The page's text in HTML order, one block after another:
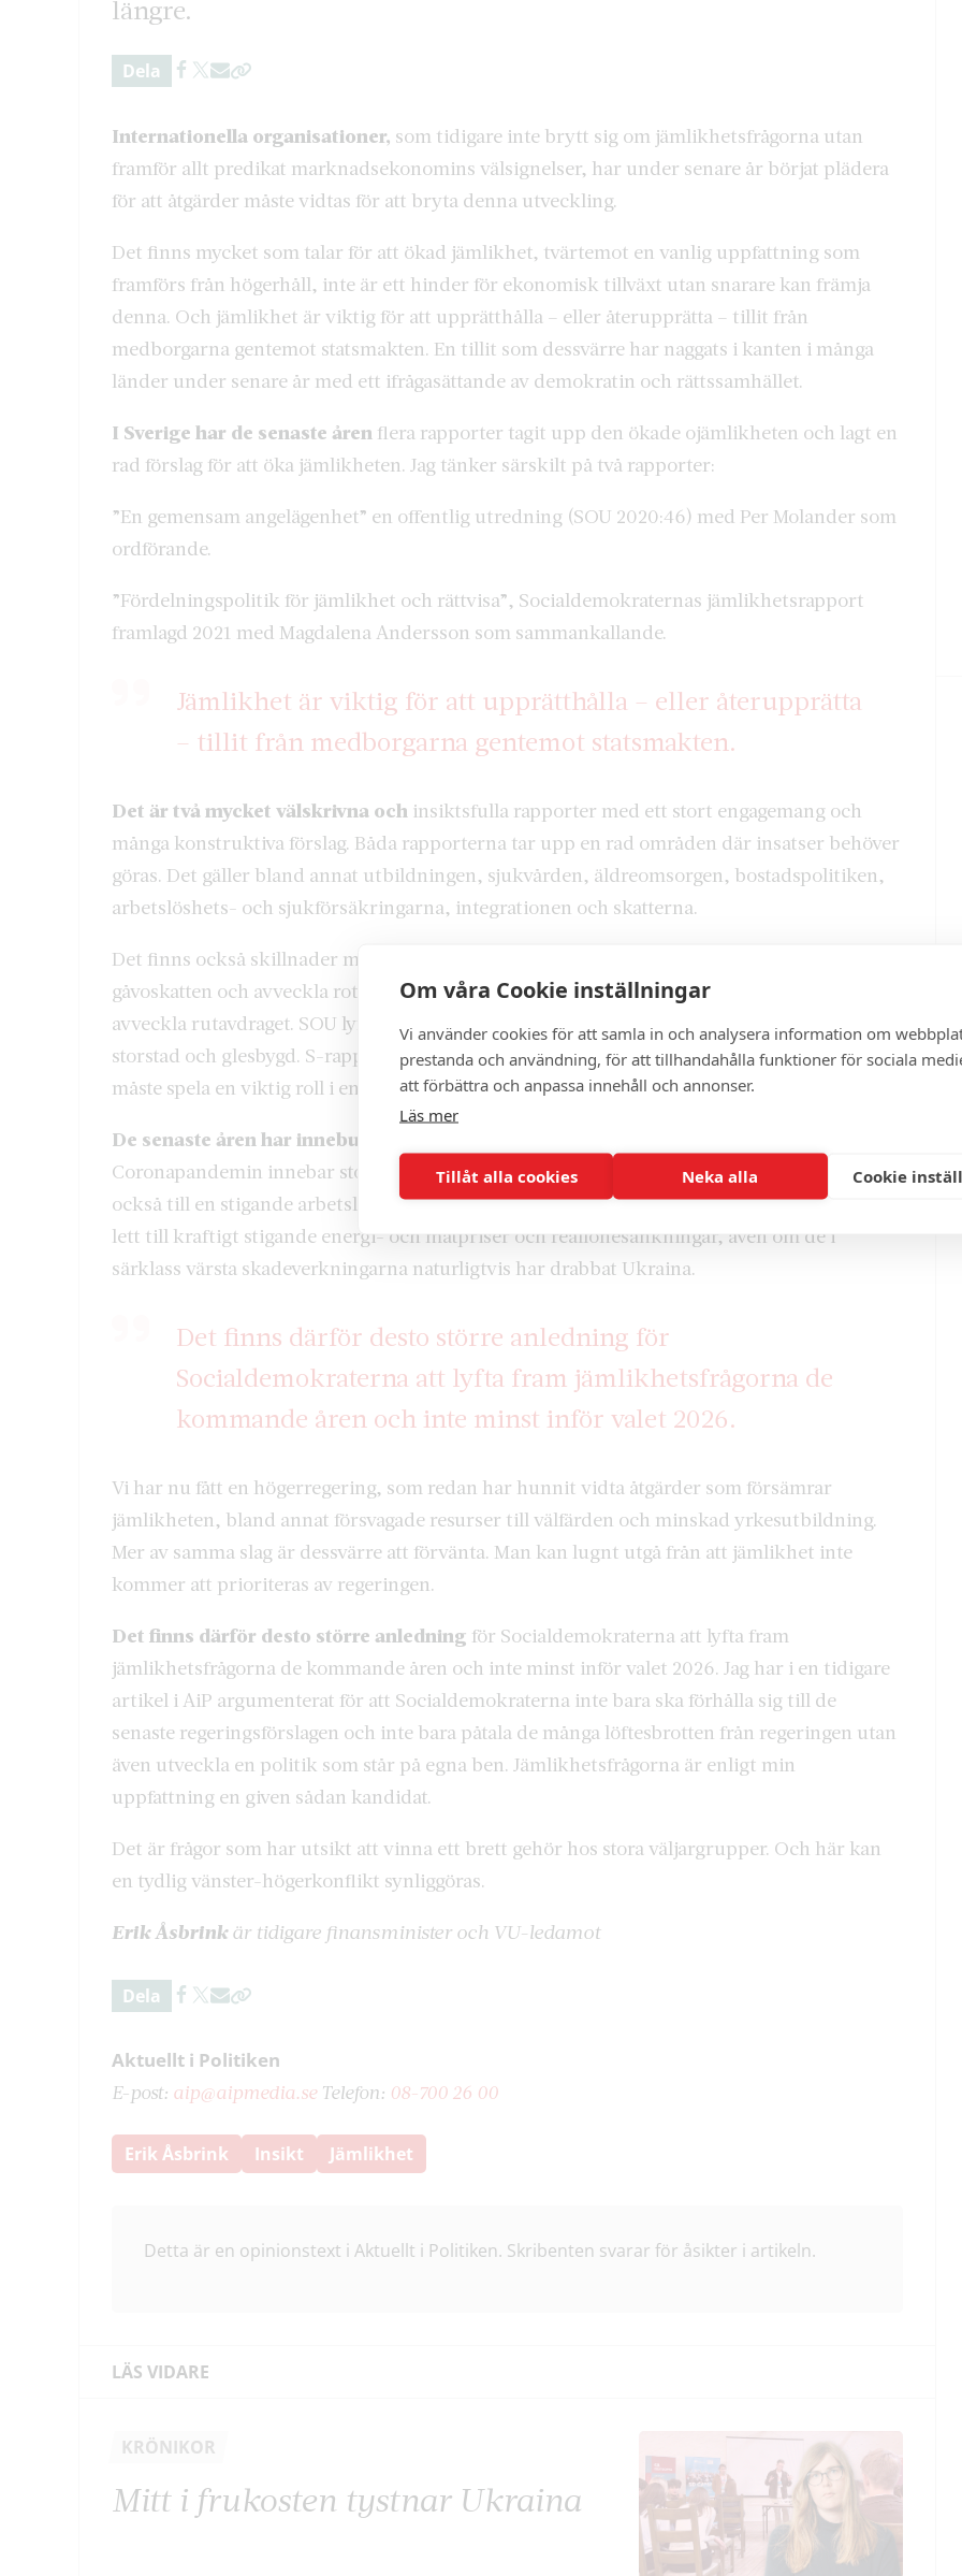
Om våra Cookie inställningar
Vi använder cookies för att samla in och analysera information om
prestanda och användning, för att tillhandahålla funktioner för sociala
att förbättra och anpassa innehåll och annonser.
Läs mer
Tillåt alla cookies Neka alla Cookie
längre.
Dela
Internationella organisationer, som tidigare inte brytt sig om jämlikhetsfrågorna utan
framför allt predikat marknadsekonomins välsignelser, har under senare år börjat plädera
för att åtgärder måste vidtas för att bryta denna utveckling.
Det finns mycket som talar för att ökad jämlikhet, tvärtemot en vanlig uppfattning som
framförs från högerhåll, inte är ett hinder för ekonomisk tillväxt utan snarare kan främja
denna. Och jämlikhet är viktig för att upprätthålla – eller återupprätta – tillit från
medborgarna gentemot statsmakten. En tillit som dessvärre har naggats i kanten i många
länder under senare år med ett ifrågasättande av demokratin och rättssamhället.
I Sverige har de senaste åren flera rapporter tagit upp den ökade ojämlikheten och lagt en
rad förslag för att öka jämlikheten. Jag tänker särskilt på två rapporter:
”En gemensam angelägenhet” en offentlig utredning (SOU 2020:46) med Per Molander som
ordförande.
”Fördelningspolitik för jämlikhet och rättvisa”, Socialdemokraternas jämlikhetsrapport
framlagd 2021 med Magdalena Andersson som sammankallande.
Jämlikhet är viktig för att upprätthålla – eller återupprätta
– tillit från medborgarna gentemot statsmakten.
Det är två mycket välskrivna och insiktsfulla rapporter med ett stort engagemang och
många konstruktiva förslag. Båda rapporterna tar upp en rad områden där insatser behöver
göras. Det gäller bland annat utbildningen, sjukvården, äldreomsorgen, bostadspolitiken,
arbetslöshets- och sjukförsäkringarna, integrationen och skatterna.
Det finns också skillnader mellan de båda rapporterna. SOU vill återinföra arvs- och
gåvoskatten och avveckla rotavdraget. S-rapporten vill återinföra förmögenhetsskatten och
avveckla rutavdraget. SOU lyfter fram hur man ska hantera de växande klyftorna mellan
storstad och glesbygd. S-rapporten tar i gengäld upp klimatfrågorna. Båda dessa frågor
måste spela en viktig roll i en jämlikhetspolitik.
De senaste åren har inneburit
Coronapandemin innebar stora påfrestningar för äldreomsorgen och sjukvården och ledde
också till en stigande arbetslöshet. Rysslands angreppskrig mot Ukraina, har bland annat
lett till kraftigt stigande energi- och matpriser och reallönesänkningar, även om de i
särklass värsta skadeverkningarna naturligtvis har drabbat Ukraina.
Det finns därför desto större anledning för
Socialdemokraterna att lyfta fram jämlikhetsfrågorna de
kommande åren och inte minst inför valet 2026.
Vi har nu fått en högerregering, som redan har hunnit vidta åtgärder som försämrar
jämlikheten, bland annat försvagade resurser till välfärden och minskad yrkesutbildning.
Mer av samma slag är dessvärre att förvänta. Man kan lugnt utgå från att jämlikhet inte
kommer att prioriteras av regeringen.
Det finns därför desto större anledning för Socialdemokraterna att lyfta fram
jämlikhetsfrågorna de kommande åren och inte minst inför valet 2026. Jag har i en tidigare
artikel i AiP argumenterat för att Socialdemokraterna inte bara ska förhålla sig till de
senaste regeringsförslagen och inte bara påtala de många löftesbrotten från regeringen utan
även utveckla en politik som står på egna ben. Jämlikhetsfrågorna är enligt min
uppfattning en given sådan kandidat.
Det är frågor som har utsikt att vinna ett brett gehör hos stora väljargrupper. Och här kan
en tydlig vänster-högerkonflikt synliggöras.
Erik Åsbrinkär tidigare finansminister och VU-ledamot
Dela
Aktuellt i Politiken
E-post: aip@aipmedia.seTelefon: 08-700 26 00
Erik Åsbrink Insikt Jämlikhet
Detta är en opinionstext i Aktuellt i Politiken. Skribenten svarar för åsikter i artikeln.
LÄS VIDARE
KRÖNIKOR
Mitt i frukosten tystnar Ukraina